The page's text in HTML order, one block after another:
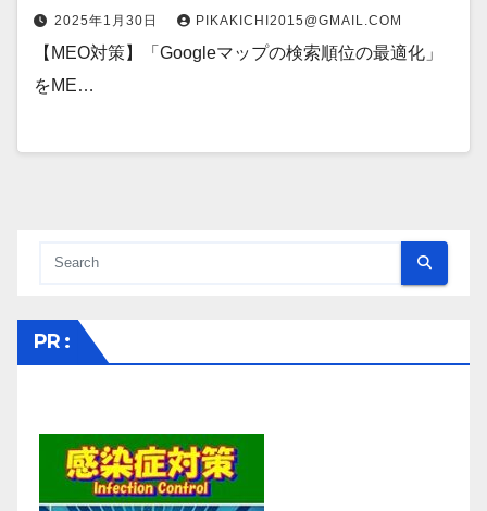
2025年1月30日 PIKAKICHI2015@GMAIL.COM
【MEO対策】「Googleマップの検索順位の最適化」
をME…
PR :